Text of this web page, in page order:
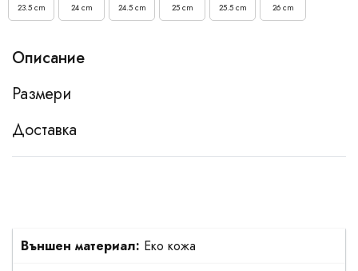
23.5 cm
24 cm
24.5 cm
25 cm
25.5 cm
26 cm
Описание
Размери
Доставка
Външен материал: Еко кожа